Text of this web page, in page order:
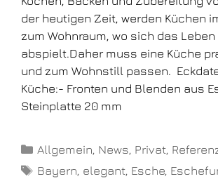
der heutigen Zeit, werden Küchen
zum Wohnraum, wo sich das
abspielt.Daher muss eine Küche
und zum Wohnstill passen.
Küche:- Fronten und Blenden aus
Steinplatte 20 mm
Allgemein, News, Privat,
Bayern, elegant, Esche,